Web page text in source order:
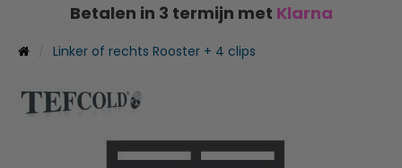
Betalen in 3 termijn met Klarna
Linker of rechts Rooster + 4 clips